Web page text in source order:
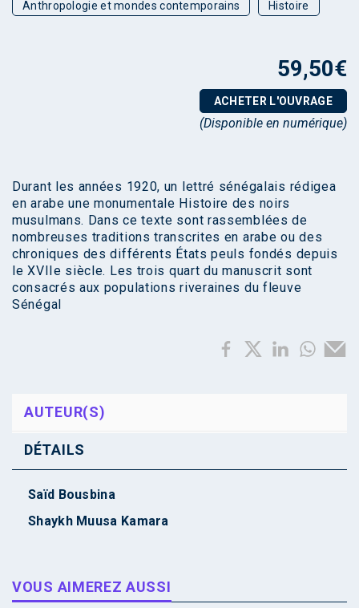
Anthropologie et mondes contemporains Histoire
59,50€
ACHETER L'OUVRAGE
(Disponible en numérique)
Durant les années 1920, un lettré sénégalais rédigea
en arabe une monumentale Histoire des noirs
musulmans. Dans ce texte sont rassemblées de
nombreuses traditions transcrites en arabe ou des
chroniques des différents États peuls fondés depuis
le XVIIe siècle. Les trois quart du manuscrit sont
consacrés aux populations riveraines du fleuve
Sénégal
AUTEUR(S)
DÉTAILS
Saïd Bousbina
Shaykh Muusa Kamara
VOUS AIMEREZ AUSSI